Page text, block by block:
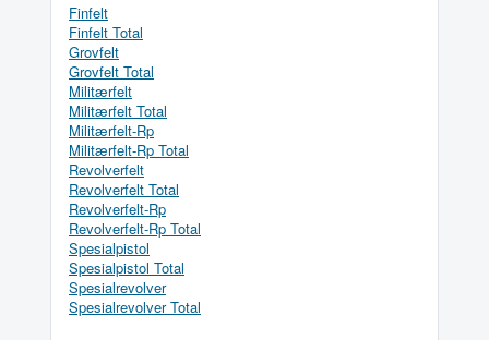
Finfelt
Finfelt Total
Grovfelt
Grovfelt Total
Militærfelt
Militærfelt Total
Militærfelt-Rp
Militærfelt-Rp Total
Revolverfelt
Revolverfelt Total
Revolverfelt-Rp
Revolverfelt-Rp Total
Spesialpistol
Spesialpistol Total
Spesialrevolver
Spesialrevolver Total